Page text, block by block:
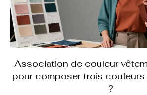
Association de couleur
pour composer trois couleurs
?